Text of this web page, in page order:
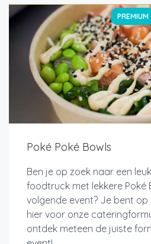
PREMIUM
Poké Poké Bowls
Ben je op zoek naar een
foodtruck met lekkere Poké
volgende event? Je bent
hier voor onze
ontdek meteen de juiste